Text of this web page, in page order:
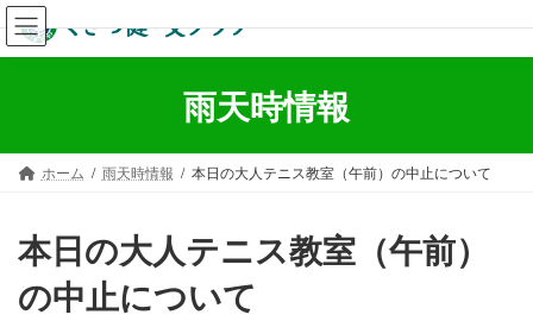
コ
ン
テ
ス
ナ
ビ
ゲ
ン
雨天時情報
ホーム 雨天時情報 本日の大人テニス教室（午前）の中止について
本日の大人テニス教室（午前）
の中止について